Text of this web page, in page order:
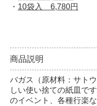
・ 10袋入 6,780円
商品説明
バガス（原材料：サト
しい使い捨ての紙皿で
のイベント、各種行楽